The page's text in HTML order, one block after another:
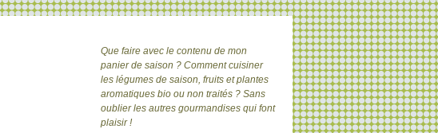
Que faire avec le contenu de mon
panier de saison ? Comment cuisiner
les légumes de saison, fruits et plantes
aromatiques bio ou non traités ? Sans
oublier les autres gourmandises qui font
plaisir !